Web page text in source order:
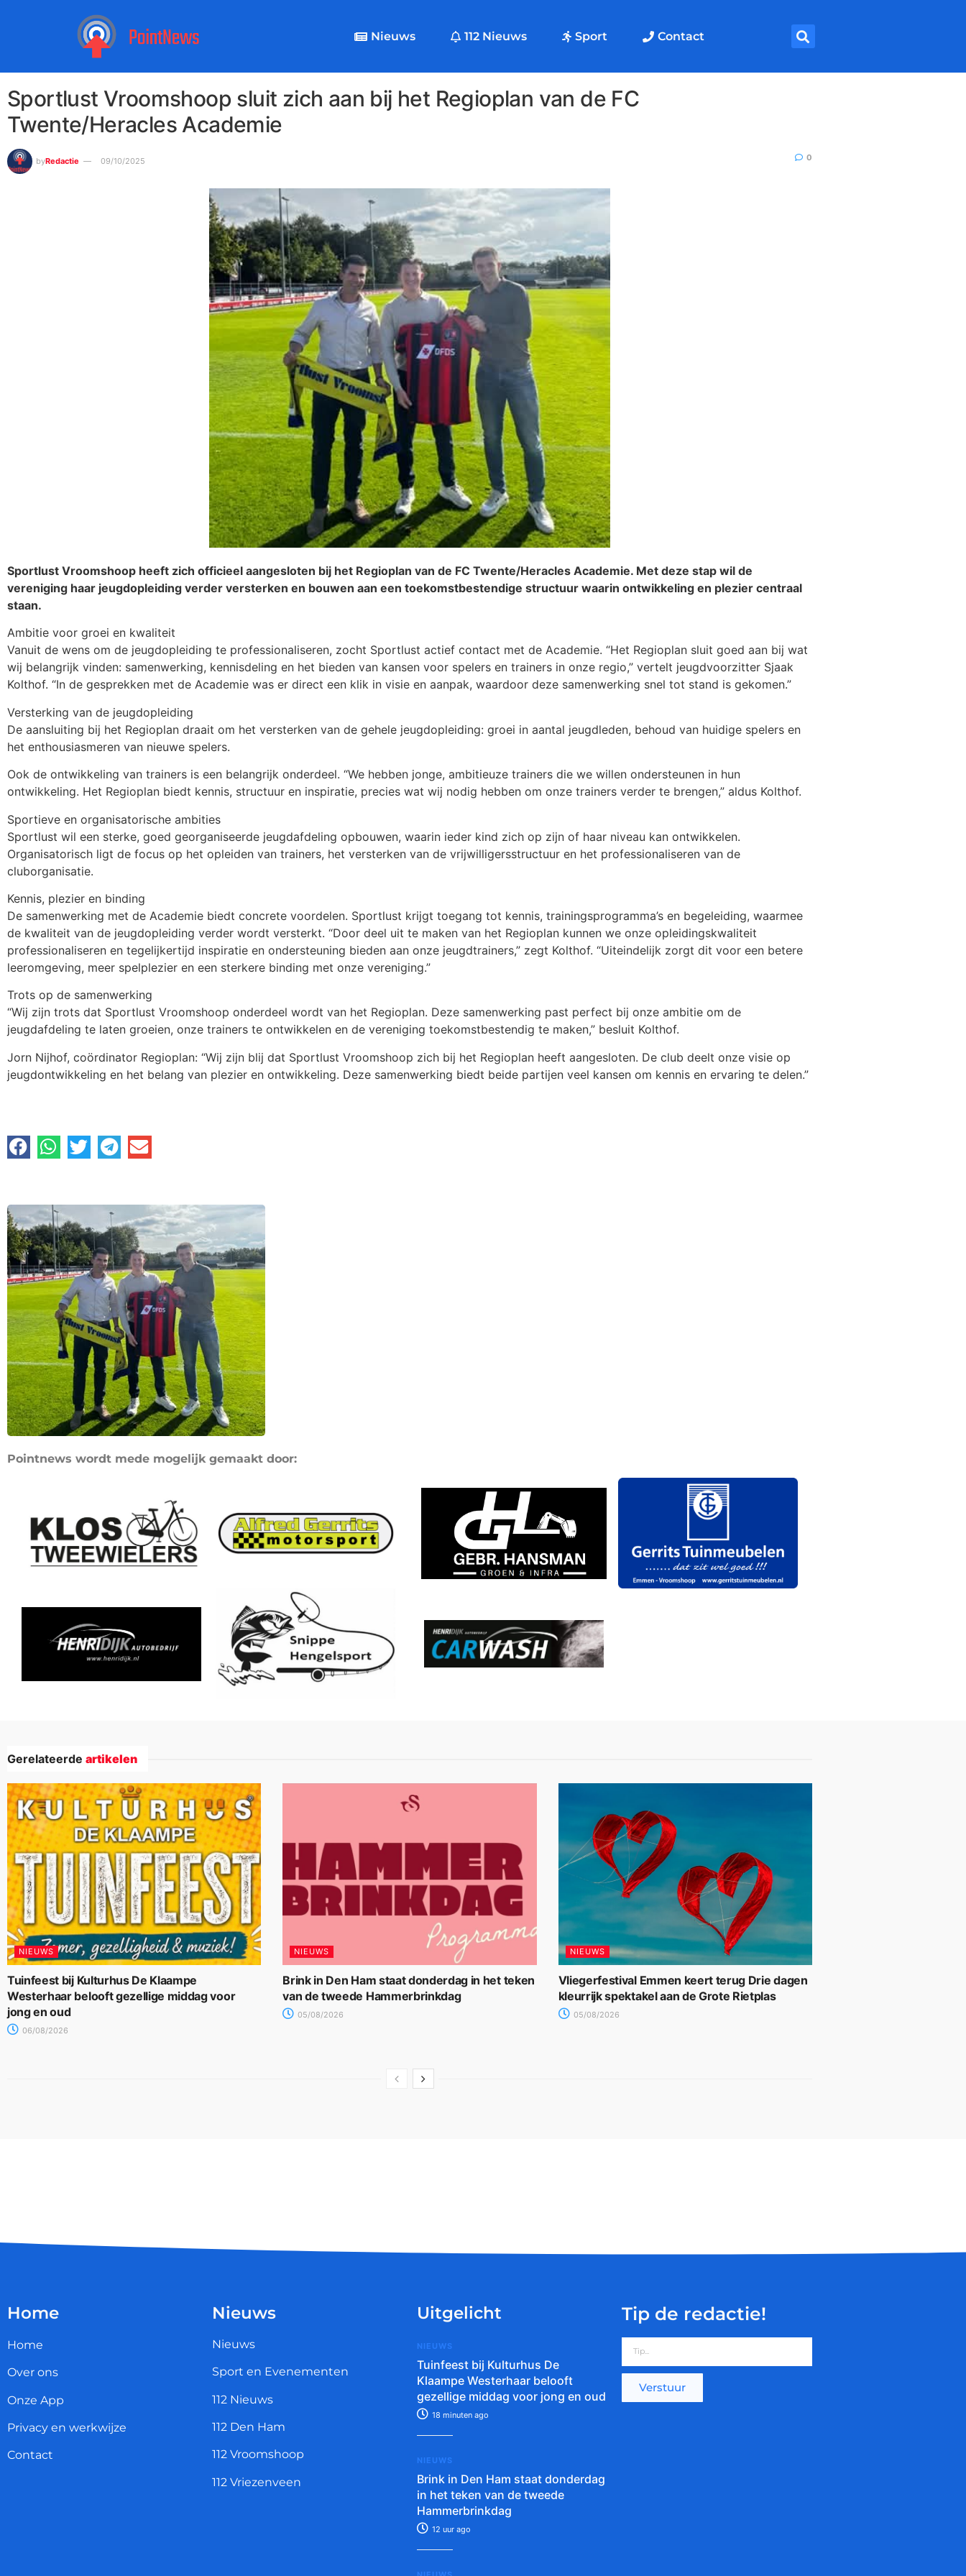
Nieuws 112 Nieuws Sport Contact
Sportlust Vroomshoop sluit zich aan bij het Regioplan van de FC
Twente/Heracles Academie
byRedactie 09/10/2025 0
Sportlust Vroomshoop heeft zich officieel aangesloten bij het Regioplan van de FC Twente/Heracles Academie. Met deze stap wil de
vereniging haar jeugdopleiding verder versterken en bouwen aan een toekomstbestendige structuur waarin ontwikkeling en plezier centraal
staan.
Ambitie voor groei en kwaliteit
Vanuit de wens om de jeugdopleiding te professionaliseren, zocht Sportlust actief contact met de Academie. “Het Regioplan sluit goed aan bij wat
wij belangrijk vinden: samenwerking, kennisdeling en het bieden van kansen voor spelers en trainers in onze regio,” vertelt jeugdvoorzitter Sjaak
Kolthof. “In de gesprekken met de Academie was er direct een klik in visie en aanpak, waardoor deze samenwerking snel tot stand is gekomen.”
Versterking van de jeugdopleiding
De aansluiting bij het Regioplan draait om het versterken van de gehele jeugdopleiding: groei in aantal jeugdleden, behoud van huidige spelers en
het enthousiasmeren van nieuwe spelers.
Ook de ontwikkeling van trainers is een belangrijk onderdeel. “We hebben jonge, ambitieuze trainers die we willen ondersteunen in hun
ontwikkeling. Het Regioplan biedt kennis, structuur en inspiratie, precies wat wij nodig hebben om onze trainers verder te brengen,” aldus Kolthof.
Sportieve en organisatorische ambities
Sportlust wil een sterke, goed georganiseerde jeugdafdeling opbouwen, waarin ieder kind zich op zijn of haar niveau kan ontwikkelen.
Organisatorisch ligt de focus op het opleiden van trainers, het versterken van de vrijwilligersstructuur en het professionaliseren van de
cluborganisatie.
Kennis, plezier en binding
De samenwerking met de Academie biedt concrete voordelen. Sportlust krijgt toegang tot kennis, trainingsprogramma’s en begeleiding, waarmee
de kwaliteit van de jeugdopleiding verder wordt versterkt. “Door deel uit te maken van het Regioplan kunnen we onze opleidingskwaliteit
professionaliseren en tegelijkertijd inspiratie en ondersteuning bieden aan onze jeugdtrainers,” zegt Kolthof. “Uiteindelijk zorgt dit voor een betere
leeromgeving, meer spelplezier en een sterkere binding met onze vereniging.”
Trots op de samenwerking
“Wij zijn trots dat Sportlust Vroomshoop onderdeel wordt van het Regioplan. Deze samenwerking past perfect bij onze ambitie om de
jeugdafdeling te laten groeien, onze trainers te ontwikkelen en de vereniging toekomstbestendig te maken,” besluit Kolthof.
Jorn Nijhof, coördinator Regioplan: “Wij zijn blij dat Sportlust Vroomshoop zich bij het Regioplan heeft aangesloten. De club deelt onze visie op
jeugdontwikkeling en het belang van plezier en ontwikkeling. Deze samenwerking biedt beide partijen veel kansen om kennis en ervaring te delen.”
Pointnews wordt mede mogelijk gemaakt door:
Gerelateerde artikelen
NIEUWS
Tuinfeest bij Kulturhus De Klaampe
Westerhaar belooft gezellige middag voor
jong en oud
06/08/2026
NIEUWS
Brink in Den Ham staat donderdag in het teken
van de tweede Hammerbrinkdag
05/08/2026
NIEUWS
Vliegerfestival Emmen keert terug Drie dagen
kleurrijk spektakel aan de Grote Rietplas
05/08/2026
Home
Home
Over ons
Onze App
Privacy en werkwijze
Contact
Nieuws
Nieuws
Sport en Evenementen
112 Nieuws
112 Den Ham
112 Vroomshoop
112 Vriezenveen
Uitgelicht
NIEUWS
Tuinfeest bij Kulturhus De
Klaampe Westerhaar belooft
gezellige middag voor jong en oud
18 minuten ago
NIEUWS
Brink in Den Ham staat donderdag
in het teken van de tweede
Hammerbrinkdag
12 uur ago
Tip de redactie!
Verstuur